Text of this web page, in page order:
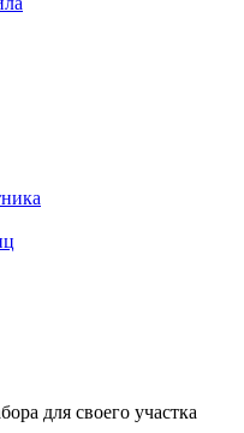
для своего участка